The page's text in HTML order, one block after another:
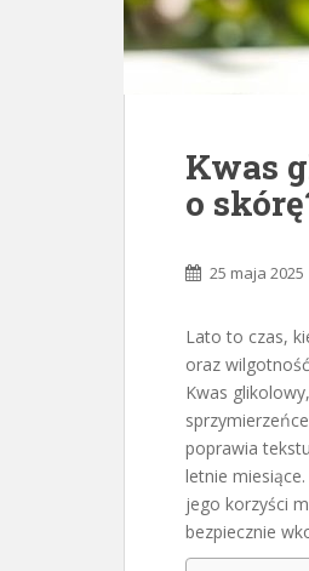
Kwas
o
25 maja 2025
Lato to czas,
oraz
Kwas
poprawia
letnie
jego korzyści
bezpiecznie